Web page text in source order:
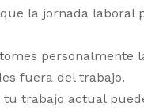
la jornada laboral
personalmente
fuera del trabajo.
trabajo actual